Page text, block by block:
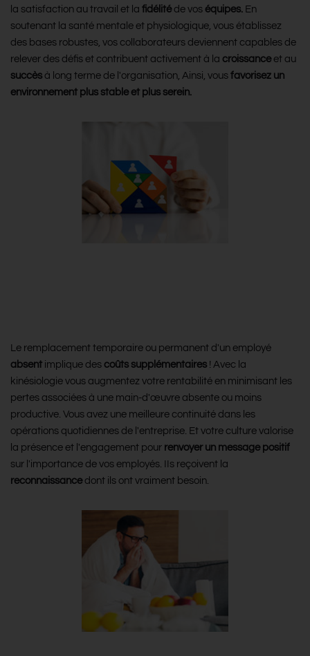
la satisfaction au travail et la fidélitéde vos équipes. En
soutenant la santé mentale et physiologique, vous établissez
des bases robustes, vos collaborateurs deviennent capables de
relever des défis et contribuent activement à la croissanceet au
succès à long terme de l'organisation, Ainsi, vousfavorisez un
environnement plus stable et plus serein.
Le remplacement temporaire ou permanent d'un employé
absent implique des coûts supplémentaires ! Avec la
kinésiologie vous augmentez votre rentabilité en minimisant les
pertes associées à une main-d'œuvre absente ou moins
productive. Vous avez une meilleure continuité dans les
opérations quotidiennes de l'entreprise. Et votre culture valorise
la présence et l'engagement pour renvoyer un message positif
sur l'importance de vos employés. IIs reçoivent la
reconnaissancedont ils ont vraiment besoin.